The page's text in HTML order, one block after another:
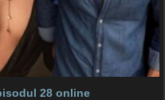
28 online